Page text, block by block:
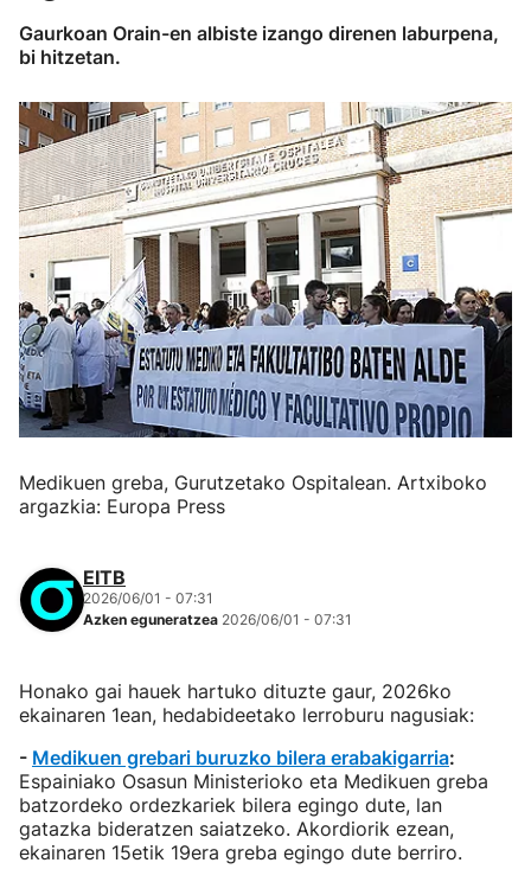
Gaurkoan Orain-en albiste izango direnen laburpena,
bi hitzetan.
Medikuen greba, Gurutzetako Ospitalean. Artxiboko
argazkia: Europa Press
EITB
2026/06/01 - 07:31
Azken eguneratzea 2026/06/01 - 07:31
Honako gai hauek hartuko dituzte gaur, 2026ko
ekainaren 1ean, hedabideetako lerroburu nagusiak:
- Medikuen grebari buruzko bilera erabakigarria:
Espainiako Osasun Ministerioko eta Medikuen greba
batzordeko ordezkariek bilera egingo dute, lan
gatazka bideratzen saiatzeko. Akordiorik ezean,
ekainaren 15etik 19era greba egingo dute berriro.